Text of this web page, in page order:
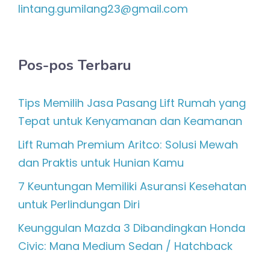
lintang.gumilang23@gmail.com
Pos-pos Terbaru
Tips Memilih Jasa Pasang Lift Rumah yang
Tepat untuk Kenyamanan dan Keamanan
Lift Rumah Premium Aritco: Solusi Mewah
dan Praktis untuk Hunian Kamu
7 Keuntungan Memiliki Asuransi Kesehatan
untuk Perlindungan Diri
Keunggulan Mazda 3 Dibandingkan Honda
Civic: Mana Medium Sedan / Hatchback